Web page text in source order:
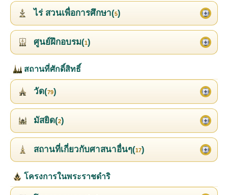
ไร่ สวนเพื่อการศึกษา(5)
ศูนย์ฝึกอบรม(1)
สถานที่ศักดิ์สิทธิ์
วัด(79)
มัสยิด(2)
สถานที่เกี่ยวกับศาสนาอื่นๆ(17)
โครงการในพระราชดำริ